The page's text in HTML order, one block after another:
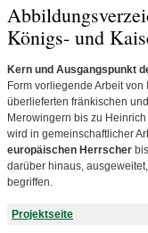
Königs- und
Kern und Ausgangspunkt
Form vorliegende Arbeit
überlieferten fränkischen
Merowingern bis zu
wird in gemeinschaftlicher
europäischen Herrscher
darüber hinaus,
begriffen.
Projektseite